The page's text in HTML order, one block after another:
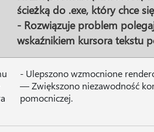
ścieżką do .exe, który chce
- Rozwiązuje problem
wskaźnikiem kursora tekstu
- Ulepszono wzmocnione
— Zwiększono niezawodność
pomocniczej.